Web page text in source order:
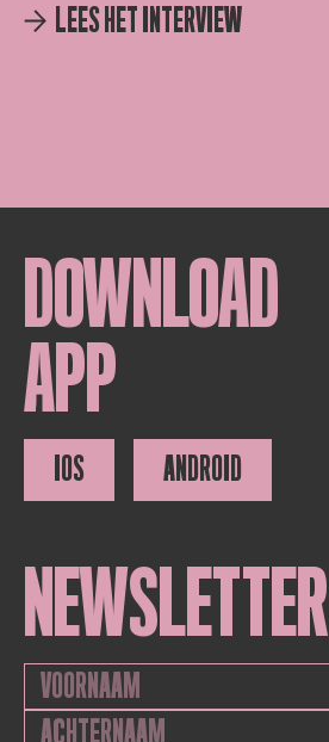
LEES HET INTERVIEW
DOWNLOAD
APP
IOS ANDROID
NEWSLETTER